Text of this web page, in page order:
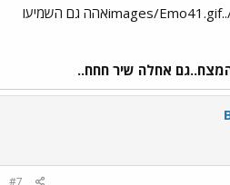
../images/Emo41.gif../images/Emo23.gifאהה גם השמיעו
אחלה שיר חחח..
#7